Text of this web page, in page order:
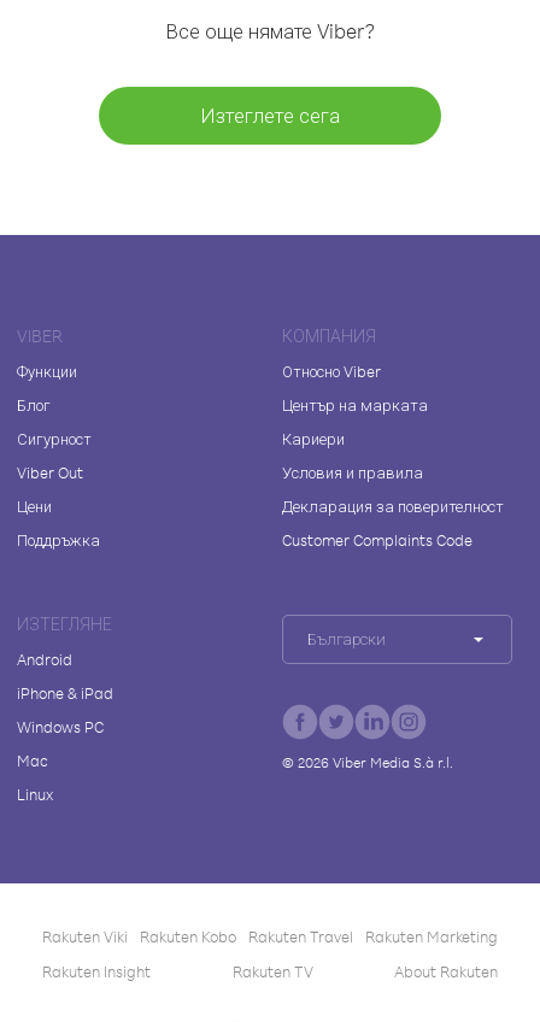
Все още нямате Viber?
Изтеглете сега
VIBER
Функции
Блог
Сигурност
Viber Out
Цени
Поддръжка
КОМПАНИЯ
Относно Viber
Център на марката
Кариери
Условия и правила
Декларация за поверителност
Customer Complaints Code
ИЗТЕГЛЯНЕ
Android
iPhone & iPad
Windows PC
Mac
Linux
Български
© 2026Viber Media S.à r.l.
Rakuten Viki Rakuten Kobo Rakuten Travel
Rakuten Marketing
Rakuten Insight
Rakuten TV About Rakuten